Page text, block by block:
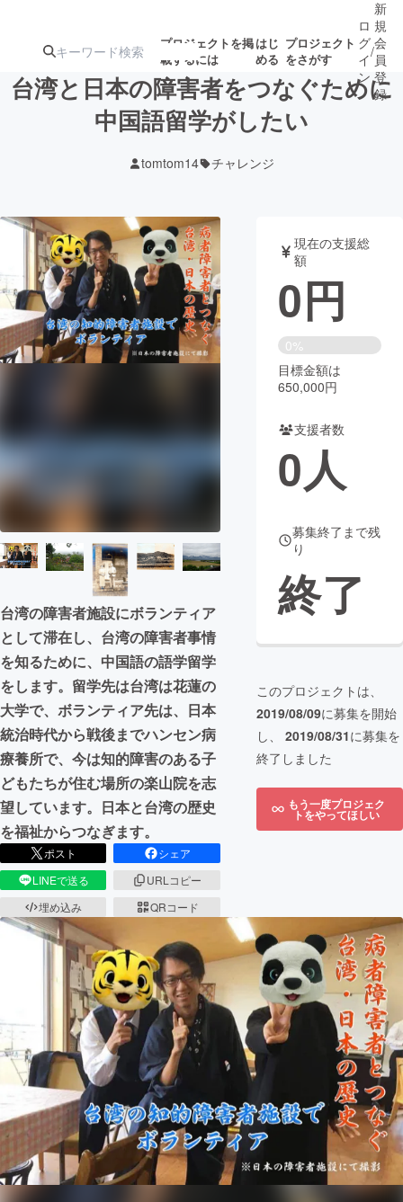
プロジェクトを掲
載するには
はじ
める
プロジェクト
をさがす
ジェクト
ロジェクト
アート・写真 音楽
テクノロジー・ガジェット ゲーム・サ
映像・映画 書籍・雑誌
チャレンジ
まちづくり・地域活性化
CAMPFIRE Creation
ロ
グ
イ
ン
/
新
規
会
員
登
録
台湾と日本の障害者をつなぐために
中国語留学がしたい
tomtom14 チャレンジ
台湾の障害者施設にボランティア
として滞在し、台湾の障害者事情
を知るために、中国語の語学留学
をします。留学先は台湾は花蓮の
大学で、ボランティア先は、日本
統治時代から戦後までハンセン病
療養所で、今は知的障害のある子
どもたちが住む場所の楽山院を志
望しています。日本と台湾の歴史
を福祉からつなぎます。
ポスト
シェア
LINEで送る
URLコピー
埋め込み
QRコード
現在の支援総
額
0円
0%
目標金額は
650,000円
支援者数
0人
募集終了まで残
り
終了
このプロジェクトは、
2019/08/09に募集を開始
し、 2019/08/31に募集を
終了しました
もう一度プロジェク
トをやってほしい